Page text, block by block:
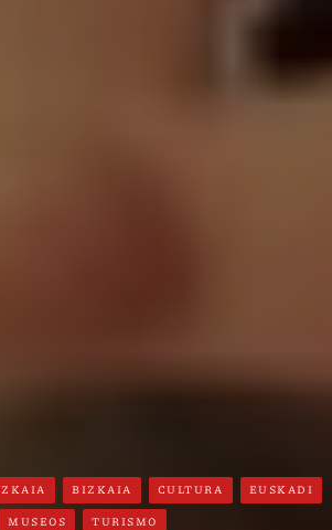
BIZKAIA CULTURA EUSKADI
MUSEOS TURISMO